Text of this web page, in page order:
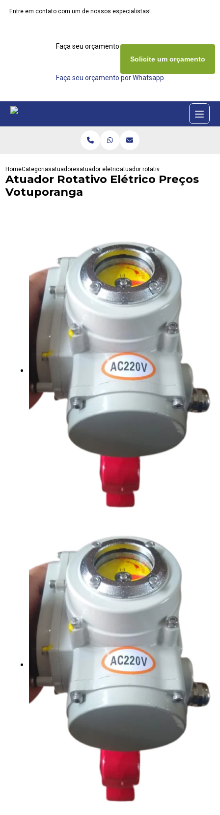
Entre em contato com um de nossos especialistas!
Faça seu orçamento agora mesmo
Faça seu orçamento por Whatsapp
Solicite um orçamento
HomeCategoriasatuadoresatuador eletrico rotativoatuador rotativo eletrico precos
Atuador Rotativo Elétrico Preços
Votuporanga